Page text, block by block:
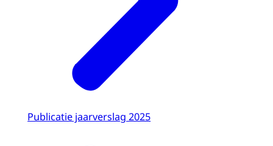
Publicatie jaarverslag 2025